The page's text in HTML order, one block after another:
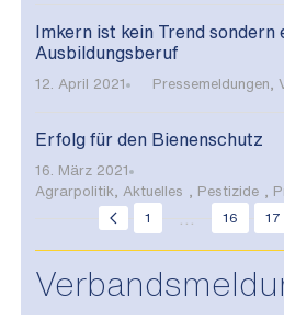
Imkern ist kein Trend
Ausbildungsberuf
12. April 2021 Pressemeldungen
Erfolg für den Bienenschutz
16. März 2021
Agrarpolitik
Aktuelles Pestizide
1
16 17